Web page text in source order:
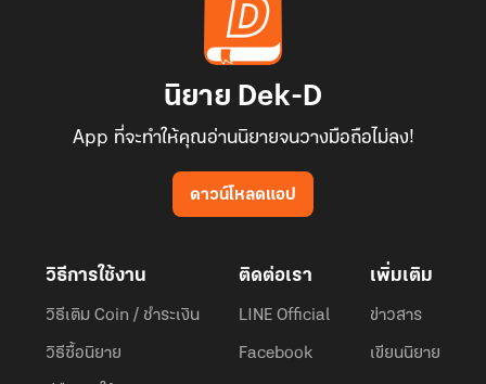
นิยาย Dek-D
App ที่จะทำให้คุณอ่านนิยายจนวางมือถือไม่ลง!
ดาวน์โหลดแอป
วิธีการใช้งาน
วิธีเติม Coin / ชำระเงิน
วิธีซื้อนิยาย
ติดต่อเรา
LINE Official
Facebook
เพิ่มเติม
ข่าวสาร
เขียนนิยาย